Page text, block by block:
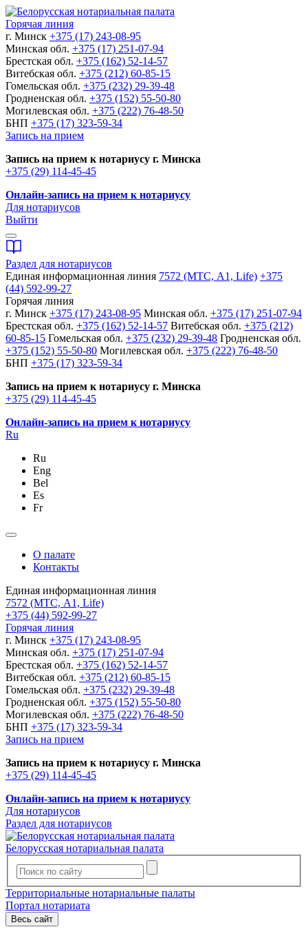
Горячая линия
г. Минск +375 (17) 243-08-95
Минская обл. +375 (17) 251-07-94
Брестская обл. +375 (162) 52-14-57
Витебская обл. +375 (212) 60-85-15
Гомельская обл. +375 (232) 29-39-48
Гродненская обл. +375 (152) 55-50-80
Могилевская обл. +375 (222) 76-48-50
БНП +375 (17) 323-59-34
Запись на прием
Запись на прием к нотариусу г. Минска
+375 (29) 114-45-45
Онлайн-запись на прием к нотариусу
Для нотариусов
Выйти
Раздел для нотариусов
Единая информационная линия 7572 (МТС, A1, Life) +375
(44) 592-99-27
Горячая линия
г. Минск +375 (17) 243-08-95 Минская обл. +375 (17) 251-07-94
Брестская обл. +375 (162) 52-14-57 Витебская обл. +375 (212)
60-85-15 Гомельская обл. +375 (232) 29-39-48 Гродненская обл.
+375 (152) 55-50-80 Могилевская обл. +375 (222) 76-48-50
БНП +375 (17) 323-59-34
Запись на прием к нотариусу г. Минска
+375 (29) 114-45-45
Онлайн-запись на прием к нотариусу
Ru
Ru
Eng
Bel
Es
Fr
О палате
Контакты
Единая информационная линия
7572 (МТС, A1, Life)
+375 (44) 592-99-27
Горячая линия
г. Минск +375 (17) 243-08-95
Минская обл. +375 (17) 251-07-94
Брестская обл. +375 (162) 52-14-57
Витебская обл. +375 (212) 60-85-15
Гомельская обл. +375 (232) 29-39-48
Гродненская обл. +375 (152) 55-50-80
Могилевская обл. +375 (222) 76-48-50
БНП +375 (17) 323-59-34
Запись на прием
Запись на прием к нотариусу г. Минска
+375 (29) 114-45-45
Онлайн-запись на прием к нотариусу
Для нотариусов
Раздел для нотариусов
Белорусская нотариальная палата
Территориальные нотариальные палаты
Портал нотариата
Весь сайт